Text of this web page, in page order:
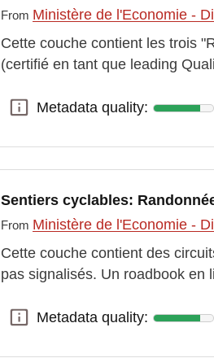
From Ministère de l'Economie -
Cette couche contient les trois
(certifié en tant que leading
Metadata quality:
Metadata quality:
Sentiers cyclables:
From Ministère de l'Economie -
Cette couche contient des
pas signalisés. Un roadbook en
Metadata quality:
Metadata quality: